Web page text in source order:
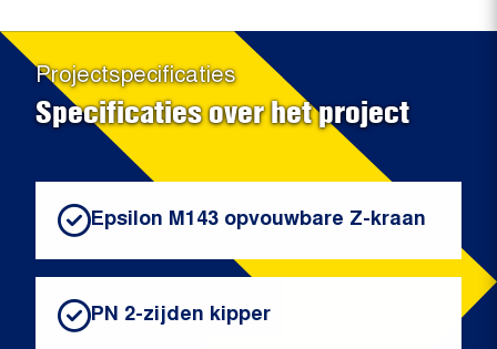
Projectspecificaties
Specificaties over het project
Epsilon M143 opvouwbare Z-kraan
PN 2-zijden kipper